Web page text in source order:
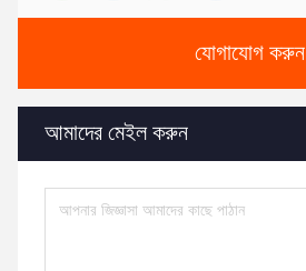
যোগাযোগ করুন
আমাদের মেইল ​​করুন